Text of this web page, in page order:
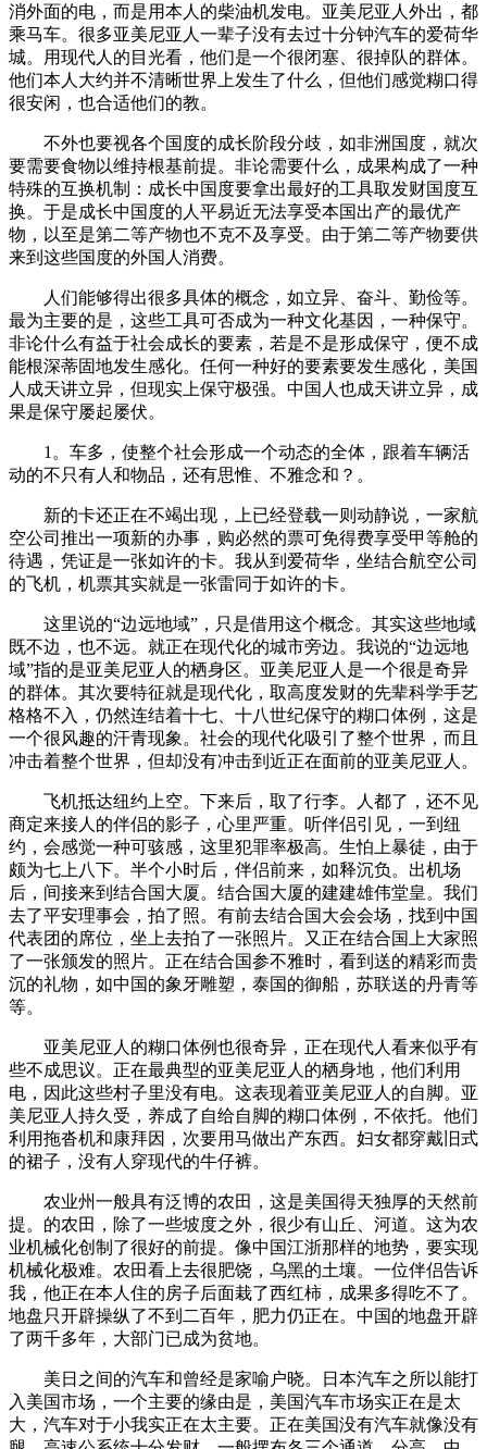
消外面的电，而是用本人的柴油机发电。亚美尼亚人外出，都
乘马车。很多亚美尼亚人一辈子没有去过十分钟汽车的爱荷华
城。用现代人的目光看，他们是一个很闭塞、很掉队的群体。
他们本人大约并不清晰世界上发生了什么，但他们感觉糊口得
很安闲，也合适他们的教。
不外也要视各个国度的成长阶段分歧，如非洲国度，就次
要需要食物以维持根基前提。非论需要什么，成果构成了一种
特殊的互换机制：成长中国度要拿出最好的工具取发财国度互
换。于是成长中国度的人平易近无法享受本国出产的最优产
物，以至是第二等产物也不克不及享受。由于第二等产物要供
来到这些国度的外国人消费。
人们能够得出很多具体的概念，如立异、奋斗、勤俭等。
最为主要的是，这些工具可否成为一种文化基因，一种保守。
非论什么有益于社会成长的要素，若是不是形成保守，便不成
能根深蒂固地发生感化。任何一种好的要素要发生感化，美国
人成天讲立异，但现实上保守极强。中国人也成天讲立异，成
果是保守屡起屡伏。
1。车多，使整个社会形成一个动态的全体，跟着车辆活
动的不只有人和物品，还有思惟、不雅念和？。
新的卡还正在不竭出现，上已经登载一则动静说，一家航
空公司推出一项新的办事，购必然的票可免得费享受甲等舱的
待遇，凭证是一张如许的卡。我从到爱荷华，坐结合航空公司
的飞机，机票其实就是一张雷同于如许的卡。
这里说的“边远地域”，只是借用这个概念。其实这些地域
既不边，也不远。就正在现代化的城市旁边。我说的“边远地
域”指的是亚美尼亚人的栖身区。亚美尼亚人是一个很是奇异
的群体。其次要特征就是现代化，取高度发财的先辈科学手艺
格格不入，仍然连结着十七、十八世纪保守的糊口体例，这是
一个很风趣的汗青现象。社会的现代化吸引了整个世界，而且
冲击着整个世界，但却没有冲击到近正在面前的亚美尼亚人。
飞机抵达纽约上空。下来后，取了行李。人都了，还不见
商定来接人的伴侣的影子，心里严重。听伴侣引见，一到纽
约，会感觉一种可骇感，这里犯罪率极高。生怕上暴徒，由于
颇为七上八下。半个小时后，伴侣前来，如释沉负。出机场
后，间接来到结合国大厦。结合国大厦的建建雄伟堂皇。我们
去了平安理事会，拍了照。有前去结合国大会会场，找到中国
代表团的席位，坐上去拍了一张照片。又正在结合国上大家照
了一张颁发的照片。正在结合国参不雅时，看到送的精彩而贵
沉的礼物，如中国的象牙雕塑，泰国的御船，苏联送的丹青等
等。
亚美尼亚人的糊口体例也很奇异，正在现代人看来似乎有
些不成思议。正在最典型的亚美尼亚人的栖身地，他们利用
电，因此这些村子里没有电。这表现着亚美尼亚人的自脚。亚
美尼亚人持久受，养成了自给自脚的糊口体例，不依托。他们
利用拖沓机和康拜因，次要用马做出产东西。妇女都穿戴旧式
的裙子，没有人穿现代的牛仔裤。
农业州一般具有泛博的农田，这是美国得天独厚的天然前
提。的农田，除了一些坡度之外，很少有山丘、河道。这为农
业机械化创制了很好的前提。像中国江浙那样的地势，要实现
机械化极难。农田看上去很肥饶，乌黑的土壤。一位伴侣告诉
我，他正在本人住的房子后面栽了西红柿，成果多得吃不了。
地盘只开辟操纵了不到二百年，肥力仍正在。中国的地盘开辟
了两千多年，大部门已成为贫地。
美日之间的汽车和曾经是家喻户晓。日本汽车之所以能打
入美国市场，一个主要的缘由是，美国汽车市场实正在是太
大，汽车对于小我实正在太主要。正在美国没有汽车就像没有